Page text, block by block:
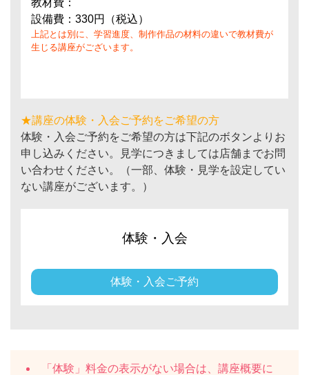
教材費：
設備費：330円（税込）
上記とは別に、学習進度、制作作品の材料の違いで教材費が
生じる講座がございます。
★講座の体験・入会ご予約をご希望の方
体験・入会ご予約をご希望の方は下記のボタンよりお
申し込みください。見学につきましては店舗までお問
い合わせください。（一部、体験・見学を設定してい
ない講座がございます。）
体験・入会
体験・入会ご予約
「体験」料金の表示がない場合は、講座概要に